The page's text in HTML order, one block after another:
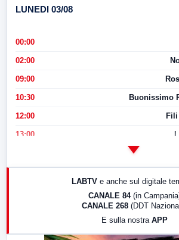
LUNEDI 03/08
00:00
02:00
09:00
10:30 Buonissimo
12:00
13:00
LABTV e anche sul digitale
CANALE 84 (in
CANALE 268 (DDT
E sulla nostra APP